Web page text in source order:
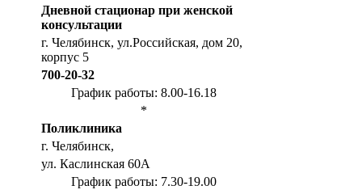
Дневной стационар при женской
консультации
г. Челябинск, ул.Российская, дом 20,
корпус 5
700-20-32
График работы: 8.00-16.18
*
Поликлиника
г. Челябинск,
ул. Каслинская 60А
График работы: 7.30-19.00